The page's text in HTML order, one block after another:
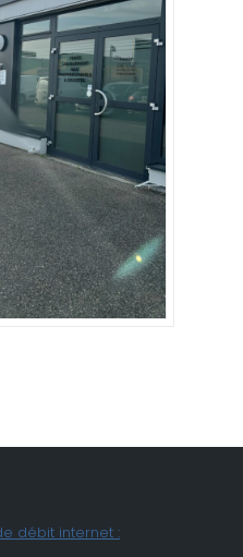
débit internet :